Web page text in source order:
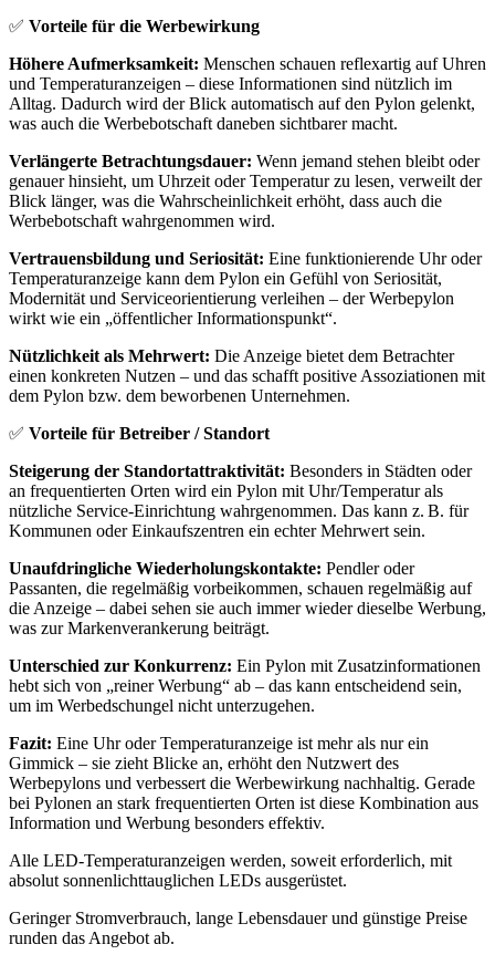
✅ Vorteile für die Werbewirkung
Höhere Aufmerksamkeit: Menschen schauen reflexartig auf Uhren
und Temperaturanzeigen – diese Informationen sind nützlich im
Alltag. Dadurch wird der Blick automatisch auf den Pylon gelenkt,
was auch die Werbebotschaft daneben sichtbarer macht.
Verlängerte Betrachtungsdauer: Wenn jemand stehen bleibt oder
genauer hinsieht, um Uhrzeit oder Temperatur zu lesen, verweilt der
Blick länger, was die Wahrscheinlichkeit erhöht, dass auch die
Werbebotschaft wahrgenommen wird.
Vertrauensbildung und Seriosität: Eine funktionierende Uhr oder
Temperaturanzeige kann dem Pylon ein Gefühl von Seriosität,
Modernität und Serviceorientierung verleihen – der Werbepylon
wirkt wie ein „öffentlicher Informationspunkt“.
Nützlichkeit als Mehrwert: Die Anzeige bietet dem Betrachter
einen konkreten Nutzen – und das schafft positive Assoziationen mit
dem Pylon bzw. dem beworbenen Unternehmen.
✅ Vorteile für Betreiber / Standort
Steigerung der Standortattraktivität: Besonders in Städten oder
an frequentierten Orten wird ein Pylon mit Uhr/Temperatur als
nützliche Service-Einrichtung wahrgenommen. Das kann z. B. für
Kommunen oder Einkaufszentren ein echter Mehrwert sein.
Unaufdringliche Wiederholungskontakte: Pendler oder
Passanten, die regelmäßig vorbeikommen, schauen regelmäßig auf
die Anzeige – dabei sehen sie auch immer wieder dieselbe Werbung,
was zur Markenverankerung beiträgt.
Unterschied zur Konkurrenz: Ein Pylon mit Zusatzinformationen
hebt sich von „reiner Werbung“ ab – das kann entscheidend sein,
um im Werbedschungel nicht unterzugehen.
Fazit: Eine Uhr oder Temperaturanzeige ist mehr als nur ein
Gimmick – sie zieht Blicke an, erhöht den Nutzwert des
Werbepylons und verbessert die Werbewirkung nachhaltig. Gerade
bei Pylonen an stark frequentierten Orten ist diese Kombination aus
Information und Werbung besonders effektiv.
Alle LED-Temperaturanzeigen werden, soweit erforderlich, mit
absolut sonnenlichttauglichen LEDs ausgerüstet.
Geringer Stromverbrauch, lange Lebensdauer und günstige Preise
runden das Angebot ab.